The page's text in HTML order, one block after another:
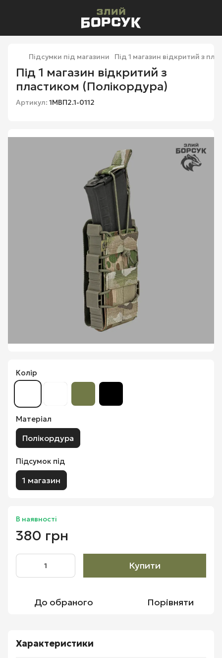
Підсумки під магазини Під 1 магазин відкритий з
Під 1 магазин відкритий з
пластиком (Полікордура)
Артикул: 1МВП2.1-0112
Колір
Матеріал
Полікордура
Підсумок під
1 магазин
В наявності
380 грн
Купити
До обраного Порівняти
Характеристики